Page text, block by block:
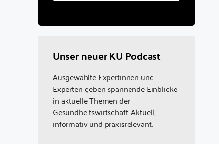
Unser neuer KU Podcast
Ausgewählte Expertinnen und
Experten geben spannende Einblicke
in aktuelle Themen der
Gesundheitswirtschaft. Aktuell,
informativ und praxisrelevant.